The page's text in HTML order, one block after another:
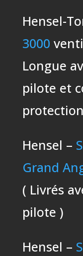
Hensel-
3000
Longue
pilote et
Hensel –
Grand
( Livrés
pilote )
Hensel –